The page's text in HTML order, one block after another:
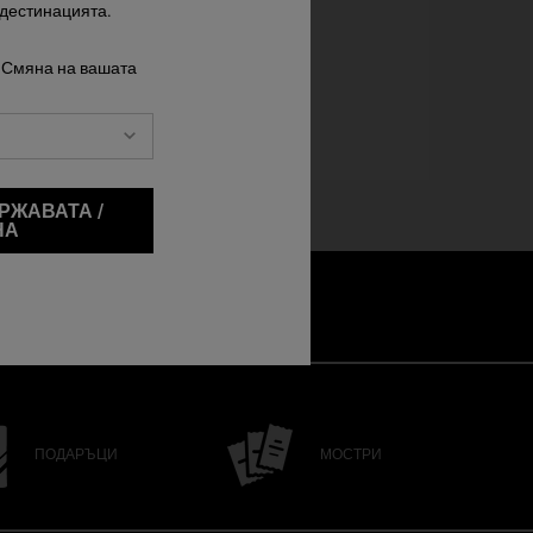
ПОДАРЪЦИ МОСТРИ
на вашата
/